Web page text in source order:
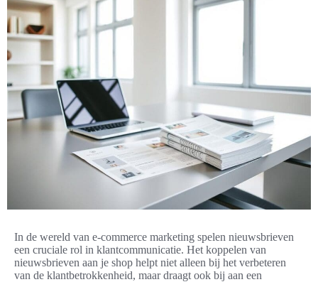
In de wereld van e-commerce marketing spelen nieuwsbrieven
een cruciale rol in klantcommunicatie. Het koppelen van
nieuwsbrieven aan je shop helpt niet alleen bij het verbeteren
van de klantbetrokkenheid, maar draagt ook bij aan een